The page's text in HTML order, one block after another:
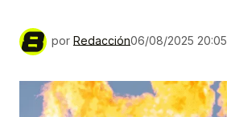
por Redacción06/08/2025 20:05